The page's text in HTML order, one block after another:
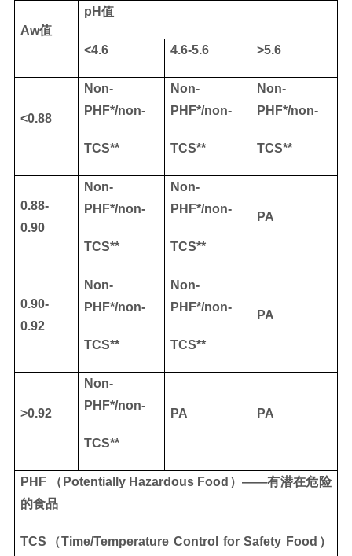
Aw值
pH值
<4.6 4.6-5.6 >5.6
<0.88
Non-
PHF*/non-
TCS**
Non-
PHF*/non-
TCS**
Non-
PHF*/non-
TCS**
0.88-
0.90
Non-
PHF*/non-
TCS**
Non-
PHF*/non-
TCS**
PA
0.90-
0.92
Non-
PHF*/non-
TCS**
Non-
PHF*/non-
TCS**
PA
>0.92
Non-
PHF*/non-
TCS**
PA PA
PHF （Potentially Hazardous Food）——有潜在危险
的食品
TCS（Time/Temperature Control for Safety Food）